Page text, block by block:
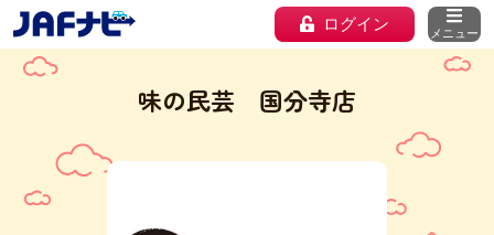
ログイン メニュー
味の民芸 国分寺店